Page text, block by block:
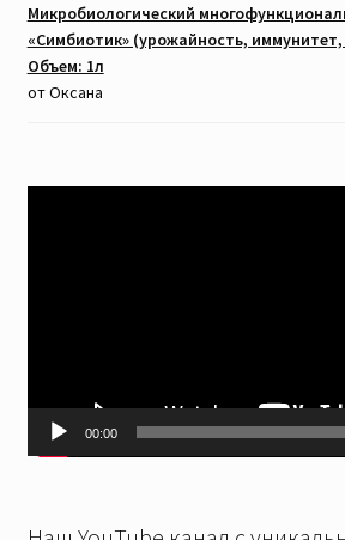
Микробиологический
«Симбиотик» (урожайность, иммунитет,
Объем: 1л
от Оксана
00:00